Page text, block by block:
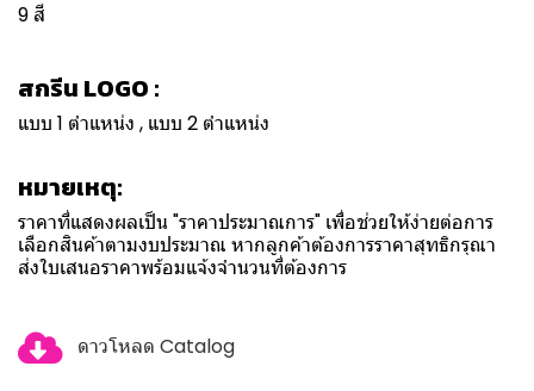
9 สี
สกรีน LOGO :
แบบ 1 ตำแหน่ง , แบบ 2 ตำแหน่ง
หมายเหตุ:
ราคาที่แสดงผลเป็น "ราคาประมาณการ" เพื่อช่วยให้ง่ายต่อการ
เลือกสินค้าตามงบประมาณ หากลูกค้าต้องการราคาสุทธิกรุณา
ส่งใบเสนอราคาพร้อมแจ้งจำนวนที่ต้องการ
ดาวโหลด Catalog